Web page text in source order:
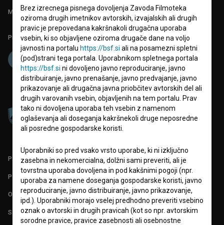
Mednarodna številka ISSN 2670-787X
Projekt sofinancira:
PARTNERJI
POGOJI UPORABE
O PROJEKTU
STATISTIKA
Brez izrecnega pisnega dovoljenja Zavoda Filmoteka
oziroma drugih imetnikov avtorskih, izvajalskih ali drugih
pravic je prepovedana kakršnakoli drugačna uporaba
vsebin, ki so objavljene oziroma drugače dane na voljo
javnosti na portalu https://bsf.si ali na posamezni spletni
(pod)strani tega portala. Uporabnikom spletnega portala
https://bsf.si ni dovoljeno javno reproduciranje, javno
distribuiranje, javno prenašanje, javno predvajanje, javno
prikazovanje ali drugačna javna priobčitev avtorskih del ali
drugih varovanih vsebin, objavljenih na tem portalu. Prav
tako ni dovoljena uporaba teh vsebin z namenom
oglaševanja ali doseganja kakršnekoli druge neposredne
ali posredne gospodarske koristi.
Uporabniki so pred vsako vrsto uporabe, ki ni izključno
zasebna in nekomercialna, dolžni sami preveriti, ali je
tovrstna uporaba dovoljena in pod kakšnimi pogoji (npr.
uporaba za namene doseganja gospodarske koristi, javno
reproduciranje, javno distribuiranje, javno prikazovanje,
ipd.). Uporabniki morajo vselej predhodno preveriti vsebino
oznak o avtorski in drugih pravicah (kot so npr. avtorskim
sorodne pravice, pravice zasebnosti ali osebnostne